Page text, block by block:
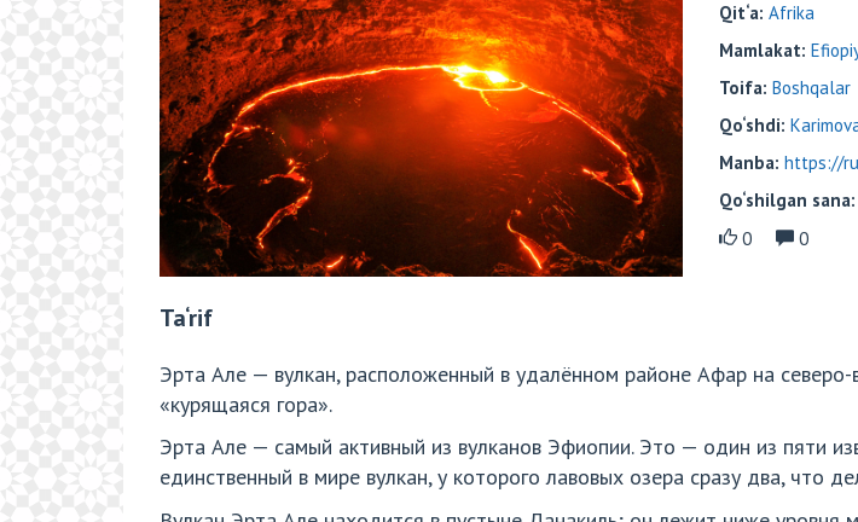
Qit‘a: Аfrika
Mamlakat:
Toifa: Boshqalar
Qo‘shdi:
Manba: https://
Qo‘shilgan sana:
0
0
Ta‘rif
Эрта Але — вулкан, расположенный в удалённом районе Афар на
«курящаяся гора».
Эрта Але — самый активный из вулканов Эфиопии. Это — один из пяти
единственный в мире вулкан, у которого лавовых озера сразу два, что